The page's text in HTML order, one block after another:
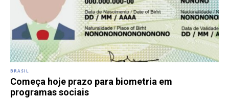
BRASIL
Começa hoje prazo para biometria em
programas sociais